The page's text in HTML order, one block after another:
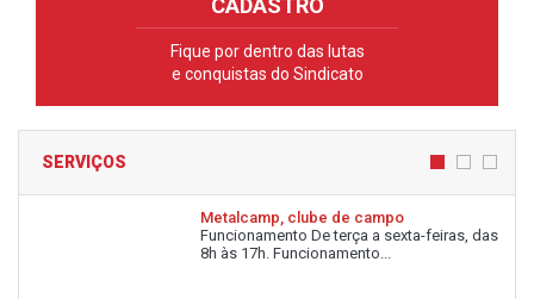
CADASTRO
Fique por dentro das lutas
e conquistas do Sindicato
SERVIÇOS
Metalcamp, clube de campo
Funcionamento De terça a sexta-feiras, das
8h às 17h. Funcionamento...